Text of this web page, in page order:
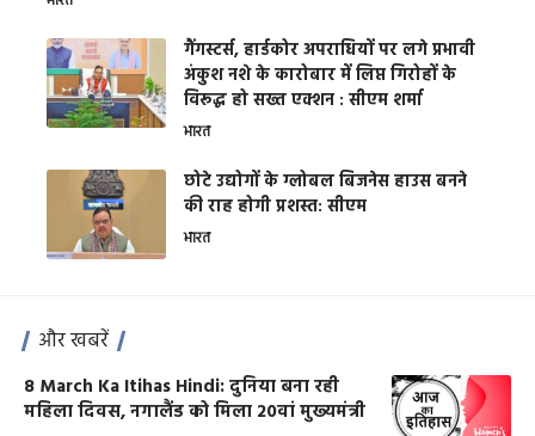
गैंगस्टर्स, हार्डकोर अपराधियों पर लगे प्रभावी
अंकुश नशे के कारोबार में लिप्त गिरोहों के
विरूद्ध हो सख्त एक्शन : सीएम शर्मा
भारत
छोटे उद्योगों के ग्लोबल बिजनेस हाउस बनने
की राह होगी प्रशस्त: सीएम
भारत
और खबरें
8 March Ka Itihas Hindi: दुनिया बना रही
महिला दिवस, नगालैंड को मिला 20वां मुख्‍यमंत्री